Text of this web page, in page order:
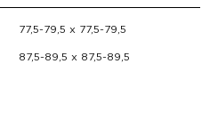
77,5-79,5 x 77,5-79,5
87,5-89,5 x 87,5-89,5